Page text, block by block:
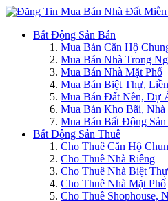
Bất Động Sản Bán
Mua Bán Căn Hộ
Mua Bán Nhà Trong
Mua Bán Nhà Mặt Phố
Mua Bán Biệt Thự,
Mua Bán Đất Nền, Dự
Mua Bán Kho Bãi,
Mua Bán Bất Động
Bất Động Sản Thuê
Cho Thuê Căn Hộ
Cho Thuê Nhà Riêng
Cho Thuê Nhà Biệt
Cho Thuê Nhà Mặt Phố
Cho Thuê Shophouse,